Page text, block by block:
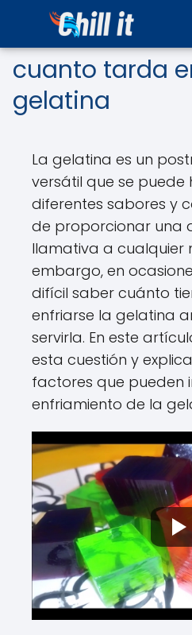
cuanto tarda
gelatina
La gelatina es un
versátil que se puede
diferentes sabores y
de proporcionar una
llamativa a cualquier
embargo, en
difícil saber cuánto
enfriarse la gelatina
servirla. En este
esta cuestión y
factores que pueden
enfriamiento de la